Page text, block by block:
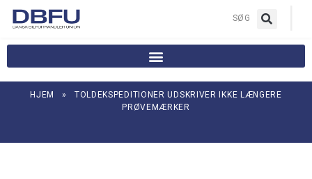
SØG
HJEM » TOLDEKSPEDITIONER UDSKRIVER IKKE LÆNGERE
PRØVEMÆRKER